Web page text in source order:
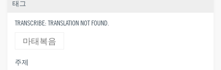
태그
TRANSCRIBE: TRANSLATION NOT FOUND.
마태복음
주제